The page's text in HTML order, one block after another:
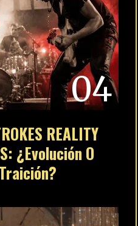
04
REALITY
¿Evolución O
Traición?